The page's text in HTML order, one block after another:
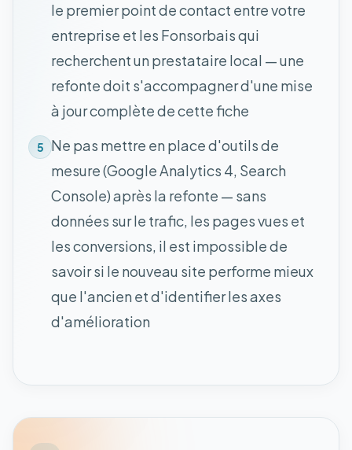
le premier point de contact entre votre
entreprise et les Fonsorbais qui
recherchent un prestataire local — une
refonte doit s'accompagner d'une mise
à jour complète de cette fiche
5 Ne pas mettre en place d'outils de
mesure (Google Analytics 4, Search
Console) après la refonte — sans
données sur le trafic, les pages vues et
les conversions, il est impossible de
savoir si le nouveau site performe mieux
que l'ancien et d'identifier les axes
d'amélioration